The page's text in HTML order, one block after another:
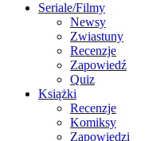
Seriale/Filmy
Newsy
Zwiastuny
Recenzje
Zapowiedź
Quiz
Książki
Recenzje
Komiksy
Zapowiedzi